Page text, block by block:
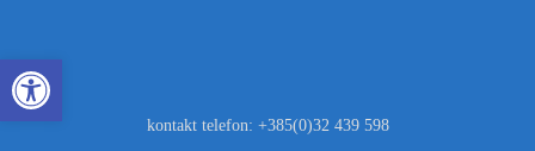
Open toolbar
kontakt telefon: +385(0)32 439 598